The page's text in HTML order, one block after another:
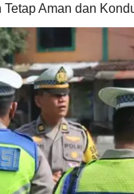
Tetap Aman dan